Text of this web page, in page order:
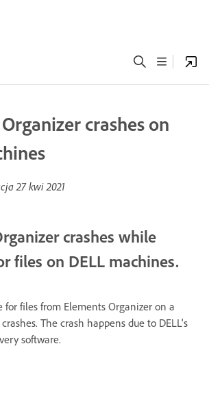
crashes on
27 kwi 2021
crashes while
files on DELL machines.
for files from Elements Organizer on a
The crash happens due to DELL's
software.